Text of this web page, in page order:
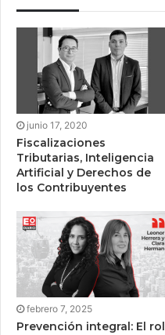
junio 17, 2020
Fiscalizaciones
Tributarias, Inteligencia
Artificial y Derechos de
los Contribuyentes
febrero 7, 2025
Prevención integral: El rol